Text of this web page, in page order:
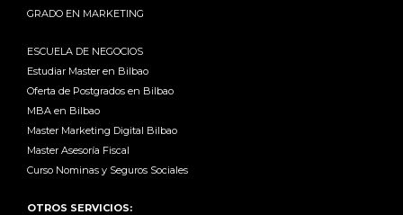
GRADO EN MARKETING
ESCUELA DE NEGOCIOS
Estudiar Master en Bilbao
Oferta de Postgrados en Bilbao
MBA en Bilbao
Master Marketing Digital Bilbao
Master Asesoría Fiscal
Curso Nominas y Seguros Sociales
OTROS SERVICIOS: